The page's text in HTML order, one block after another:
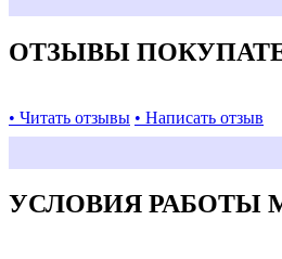
ОТЗЫВЫ
• Читать отзывы • Написать отзыв
УСЛОВИЯ РАБОТЫ